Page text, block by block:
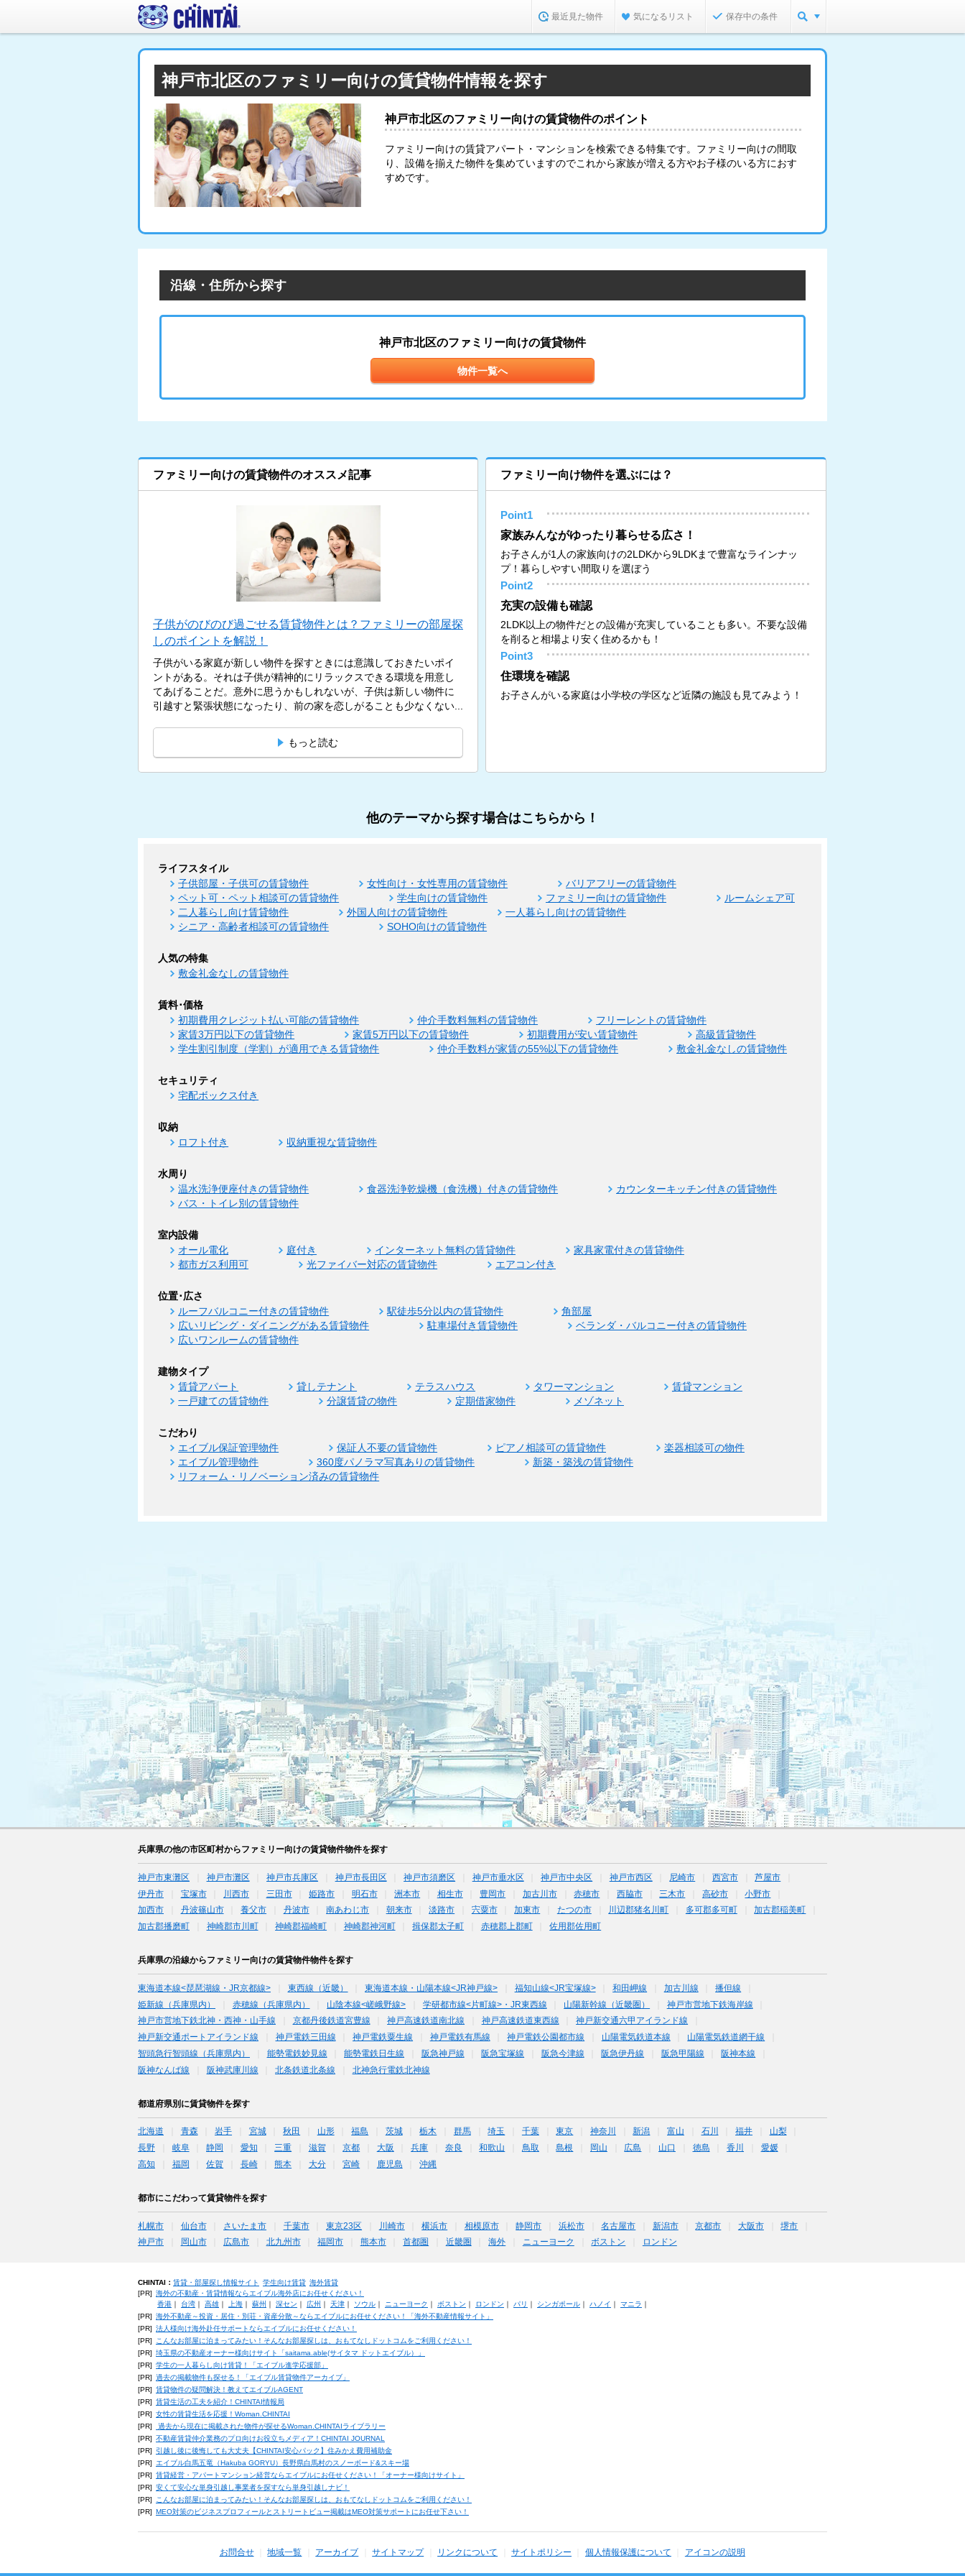
最近見た物件 気になるリスト 保存中の条件
神戸市北区のファミリー向けの賃貸物件情報を探す
神戸市北区のファミリー向けの賃貸物件のポイント
ファミリー向けの賃貸アパート・マンションを検索できる特集です。ファミリー向けの間取
り、設備を揃えた物件を集めていますのでこれから家族が増える方やお子様のいる方におす
すめです。
沿線・住所から探す
神戸市北区のファミリー向けの賃貸物件
物件一覧へ
ファミリー向けの賃貸物件のオススメ記事
子供がのびのび過ごせる賃貸物件とは？ファミリーの部屋探
しのポイントを解説！
子供がいる家庭が新しい物件を探すときには意識しておきたいポイ
ントがある。それは子供が精神的にリラックスできる環境を用意し
てあげることだ。意外に思うかもしれないが、子供は新しい物件に
引越すと緊張状態になったり、前の家を恋しがることも少なくない...
もっと読む
ファミリー向け物件を選ぶには？
Point1
家族みんながゆったり暮らせる広さ！
お子さんが1人の家族向けの2LDKから9LDKまで豊富なラインナッ
プ！暮らしやすい間取りを選ぼう
Point2
充実の設備も確認
2LDK以上の物件だとの設備が充実していることも多い。不要な設備
を削ると相場より安く住めるかも！
Point3
住環境を確認
お子さんがいる家庭は小学校の学区など近隣の施設も見てみよう！
他のテーマから探す場合はこちらから！
ライフスタイル
子供部屋・子供可の賃貸物件 女性向け・女性専用の賃貸物件
バリアフリーの賃貸物件
ペット可・ペット相談可の賃貸物件
学生向けの賃貸物件 ファミリー向けの賃貸物件
ルームシェア可
二人暮らし向け賃貸物件
外国人向けの賃貸物件
一人暮らし向けの賃貸物件
シニア・高齢者相談可の賃貸物件
SOHO向けの賃貸物件
人気の特集
敷金礼金なしの賃貸物件
賃料･価格
初期費用クレジット払い可能の賃貸物件 仲介手数料無料の賃貸物件
フリーレントの賃貸物件
家賃3万円以下の賃貸物件
家賃5万円以下の賃貸物件 初期費用が安い賃貸物件
高級賃貸物件
学生割引制度（学割）が適用できる賃貸物件
仲介手数料が家賃の55%以下の賃貸物件 敷金礼金なしの賃貸物件
セキュリティ
宅配ボックス付き
収納
ロフト付き 収納重視な賃貸物件
水周り
温水洗浄便座付きの賃貸物件 食器洗浄乾燥機（食洗機）付きの賃貸物件
カウンターキッチン付きの賃貸物件
バス・トイレ別の賃貸物件
室内設備
オール電化 庭付き インターネット無料の賃貸物件
家具家電付きの賃貸物件
都市ガス利用可
光ファイバー対応の賃貸物件 エアコン付き
位置･広さ
ルーフバルコニー付きの賃貸物件 駅徒歩5分以内の賃貸物件
角部屋
広いリビング・ダイニングがある賃貸物件
駐車場付き賃貸物件
ベランダ・バルコニー付きの賃貸物件
広いワンルームの賃貸物件
建物タイプ
賃貸アパート 貸しテナント テラスハウス タワーマンション
賃貸マンション
一戸建ての賃貸物件
分譲賃貸の物件 定期借家物件 メゾネット
こだわり
エイブル保証管理物件 保証人不要の賃貸物件 ピアノ相談可の賃貸物件
楽器相談可の物件
エイブル管理物件
360度パノラマ写真ありの賃貸物件
新築・築浅の賃貸物件
リフォーム・リノベーション済みの賃貸物件
兵庫県の他の市区町村からファミリー向けの賃貸物件物件を探す
神戸市東灘区 神戸市灘区 神戸市兵庫区 神戸市長田区 神戸市須磨区 神戸市垂水区 神戸市中央区 神戸市西区 尼崎市 西宮市
芦屋市
伊丹市
宝塚市 川西市 三田市 姫路市 明石市 洲本市 相生市 豊岡市 加古川市 赤穂市 西脇市 三木市 高砂市
小野市
加西市
丹波篠山市 養父市 丹波市 南あわじ市 朝来市 淡路市 宍粟市 加東市 たつの市 川辺郡猪名川町 多可郡多可町
加古郡稲美町
加古郡播磨町
神崎郡市川町 神崎郡福崎町 神崎郡神河町 揖保郡太子町 赤穂郡上郡町 佐用郡佐用町
兵庫県の沿線からファミリー向けの賃貸物件物件を探す
東海道本線<琵琶湖線・JR京都線> 東西線（近畿） 東海道本線・山陽本線<JR神戸線> 福知山線<JR宝塚線> 和田岬線 加古川線
播但線
姫新線（兵庫県内）
赤穂線（兵庫県内） 山陰本線<嵯峨野線> 学研都市線<片町線>・JR東西線 山陽新幹線（近畿圏）
神戸市営地下鉄海岸線
神戸市営地下鉄北神・西神・山手線
京都丹後鉄道宮豊線 神戸高速鉄道南北線 神戸高速鉄道東西線
神戸新交通六甲アイランド線
神戸新交通ポートアイランド線
神戸電鉄三田線 神戸電鉄粟生線 神戸電鉄有馬線 神戸電鉄公園都市線 山陽電気鉄道本線
山陽電気鉄道網干線
智頭急行智頭線（兵庫県内）
能勢電鉄妙見線 能勢電鉄日生線 阪急神戸線 阪急宝塚線 阪急今津線 阪急伊丹線 阪急甲陽線
阪神本線
阪神なんば線
阪神武庫川線 北条鉄道北条線 北神急行電鉄北神線
都道府県別に賃貸物件を探す
北海道 青森 岩手 宮城 秋田 山形 福島 茨城 栃木 群馬 埼玉 千葉 東京 神奈川 新潟 富山 石川 福井
山梨
長野
岐阜 静岡 愛知 三重 滋賀 京都 大阪 兵庫 奈良 和歌山 鳥取 島根 岡山 広島 山口 徳島 香川
愛媛
高知
福岡 佐賀 長崎 熊本 大分 宮崎 鹿児島 沖縄
都市にこだわって賃貸物件を探す
札幌市 仙台市 さいたま市 千葉市 東京23区 川崎市 横浜市 相模原市 静岡市 浜松市 名古屋市 新潟市 京都市 大阪市
堺市
神戸市
岡山市 広島市 北九州市 福岡市 熊本市 首都圏 近畿圏 海外 ニューヨーク ボストン ロンドン
CHINTAI： 賃貸・部屋探し情報サイト 学生向け賃貸 海外賃貸
[PR] 海外の不動産・賃貸情報ならエイブル海外店にお任せください！
香港｜ 台湾｜ 高雄｜ 上海｜ 蘇州 深セン 広州 天津｜ ソウル｜ ニューヨーク ボストン ロンドン パリ シンガポール｜ ハノイ マニラ
[PR] 海外不動産～投資・居住・別荘・資産分散～ならエイブルにお任せください！「海外不動産情報サイト」
[PR] 法人様向け海外赴任サポートならエイブルにお任せください！
[PR]
こんなお部屋に泊まってみたい！そんなお部屋探しは、おもてなしドットコムをご利用ください！
[PR] 埼玉県の不動産オーナー様向けサイト「saitama.able(サイタマ ドットエイブル）」
[PR] 学生の一人暮らし向け賃貸！「エイブル進学応援部」
[PR] 過去の掲載物件も探せる！「エイブル賃貸物件アーカイブ」
[PR] 賃貸物件の疑問解決！教えてエイブルAGENT
[PR] 賃貸生活の工夫を紹介！CHINTAI情報局
[PR] 女性の賃貸生活を応援！Woman.CHINTAI
[PR]
過去から現在に掲載された物件が探せるWoman.CHINTAIライブラリー
[PR] 不動産賃貸仲介業務のプロ向けお役立ちメディア！CHINTAI JOURNAL
[PR]
引越し後に後悔しても大丈夫【CHINTAI安心パック】住みかえ費用補助金
[PR] エイブル白馬五竜（Hakuba GORYU）長野県白馬村のスノーボード&スキー場
[PR] 賃貸経営・アパートマンション経営ならエイブルにお任せください！「オーナー様向けサイト」
[PR] 安くて安心な単身引越し事業者を探すなら単身引越しナビ！
[PR]
こんなお部屋に泊まってみたい！そんなお部屋探しは、おもてなしドットコムをご利用ください！
[PR] MEO対策のビジネスプロフィールとストリートビュー掲載はMEO対策サポートにお任せ下さい！
お問合せ 地域一覧 アーカイブ サイトマップ リンクについて サイトポリシー 個人情報保護について アイコンの説明